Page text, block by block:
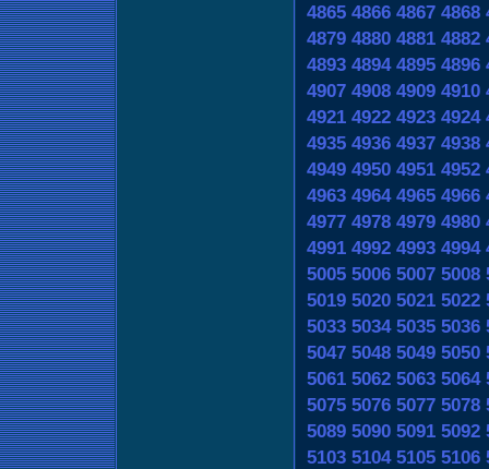
4865 4866 4867 4868
4879 4880 4881 4882
4893 4894 4895 4896
4907 4908 4909 4910
4921 4922 4923 4924
4935 4936 4937 4938
4949 4950 4951 4952
4963 4964 4965 4966
4977 4978 4979 4980
4991 4992 4993 4994
5005 5006 5007 5008
5019 5020 5021 5022
5033 5034 5035 5036
5047 5048 5049 5050
5061 5062 5063 5064
5075 5076 5077 5078
5089 5090 5091 5092
5103 5104 5105 5106